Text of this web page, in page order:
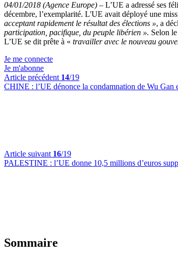
04/01/2018 (Agence Europe) – L’UE a adressé ses
décembre, l’exemplarité. L'UE avait déployé une
acceptant rapidement le résultat des élections », a
participation, pacifique, du peuple libérien ». Selon
L’UE se dit prête à « travailler avec le nouveau
Je me connecte
Je m'abonne
Article précédent 14/19
CHINE : l’UE dénonce la condamnation de Wu Gan
Article suivant 16/19
PALESTINE : l’UE donne 10,5 millions d’euros
Sommaire